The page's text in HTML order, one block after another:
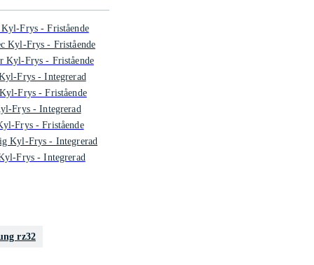
Frys - Fristående
Kyl-Frys - Fristående
Kyl-Frys - Fristående
Frys - Integrerad
Frys - Fristående
Frys - Integrerad
Frys - Fristående
Kyl-Frys - Integrerad
Frys - Integrerad
rz32